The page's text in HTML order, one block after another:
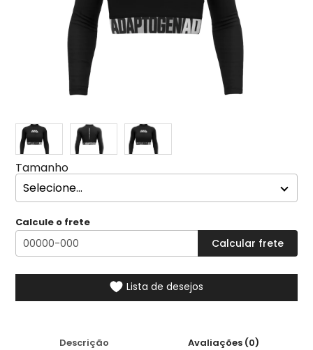
Tamanho
Calcule o frete
Lista de desejos
Descrição Avaliações (0)